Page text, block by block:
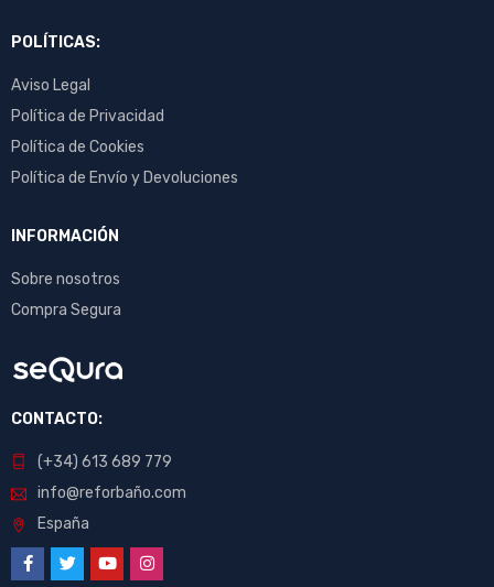
POLÍTICAS:
Aviso Legal
Política de Privacidad
Política de Cookies
Política de Envío y Devoluciones
INFORMACIÓN
Sobre nosotros
Compra Segura
CONTACTO:
(+34) 613 689 779
info@reforbaño.com
España